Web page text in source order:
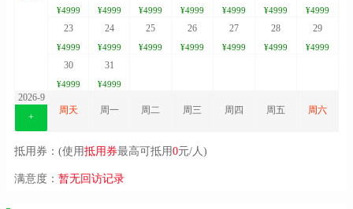
¥4999 ¥4999 ¥4999 ¥4999 ¥4999 ¥4999 ¥4999
23
¥4999
24
¥4999
25
¥4999
26
¥4999
27
¥4999
28
¥4999
29
¥4999
30
¥4999
31
¥4999
2026-9
+
周天 周一 周二 周三 周四 周五 周六
抵用券：(使用抵用券最高可抵用0元/人)
满意度： 暂无回访记录